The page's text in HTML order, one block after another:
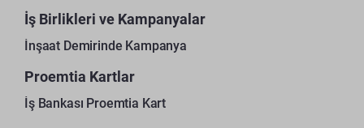
İş Birlikleri ve Kampanyalar
İnşaat Demirinde Kampanya
Proemtia Kartlar
İş Bankası Proemtia Kart